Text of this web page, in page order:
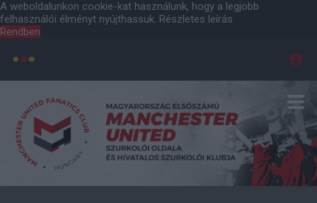
A weboldalunkon cookie-kat használunk, hogy a legjobb
felhasználói élményt nyújthassuk. Részletes leírás
Rendben